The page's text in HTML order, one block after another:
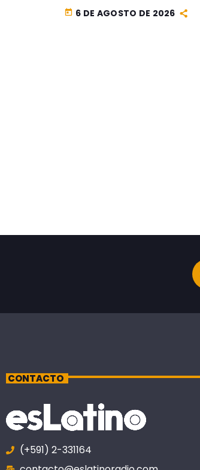
today 6 DE AGOSTO DE 2026
CONTACTO
(+591) 2-331164